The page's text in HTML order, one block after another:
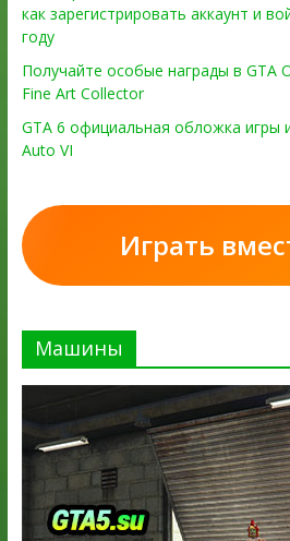
как зарегистрировать аккаунт и
году
Получайте особые награды в GTA
Fine Art Collector
GTA 6 официальная обложка игры
Auto VI
Играть
Машины